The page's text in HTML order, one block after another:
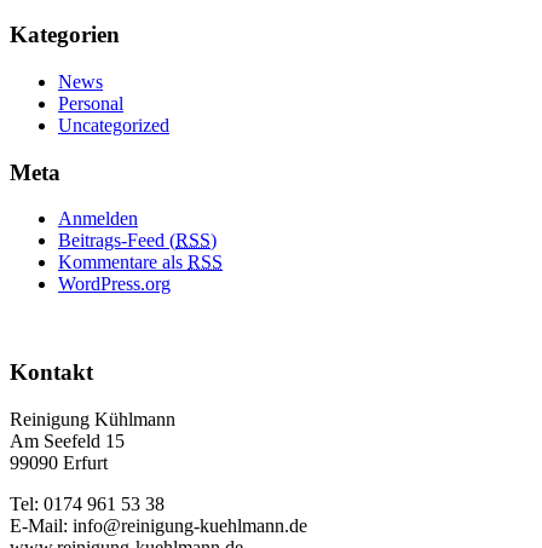
Kategorien
News
Personal
Uncategorized
Meta
Anmelden
Beitrags-Feed (RSS)
Kommentare als RSS
WordPress.org
Kontakt
Reinigung Kühlmann
Am Seefeld 15
99090 Erfurt
Tel: 0174 961 53 38
E-Mail: info@reinigung-kuehlmann.de